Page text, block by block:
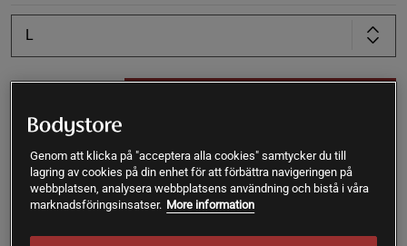
L
Fri frakt över 199 kr Fri retur 14 dagars ångerrätt
SKU #1326413-001R | EAN192006314264
UA Tech tränings t-shirt i funktionsmaterial från Under
Genom att klicka på "acceptera alla cookies" samtycker du till
lagring av cookies på din enhet för att förbättra navigeringen på
webbplatsen, analysera webbplatsens användning och bistå i våra
marknadsföringsinsatser. More information